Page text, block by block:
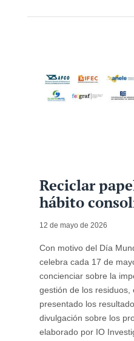
Reciclar
hábito
12 de mayo de 2026
Con motivo del Día
celebra cada 17 de
concienciar sobre la
gestión de los residuos,
presentado los
divulgación sobre los
elaborado por IO